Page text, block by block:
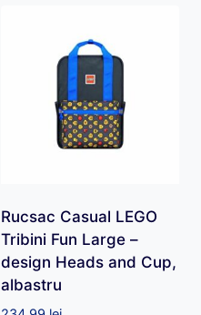
Rucsac Casual LEGO
Tribini Fun Large –
design Heads and Cup,
albastru